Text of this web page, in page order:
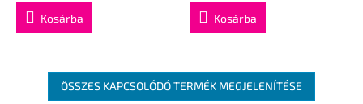
Kosárba Kosárba
ÖSSZES KAPCSOLÓDÓ TERMÉK MEGJELENÍTÉSE